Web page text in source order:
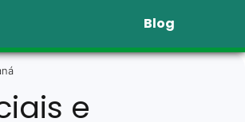
Blog
e